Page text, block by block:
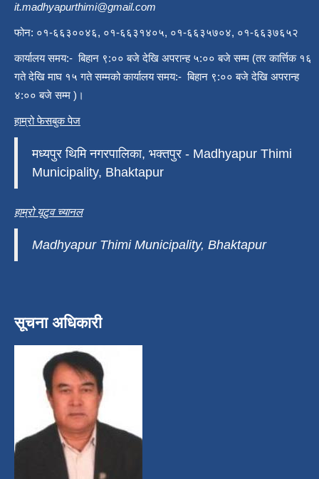
it.madhyapurthimi@gmail.com
फोन: ०१-६६३००४६, ०१-६६३१४०५, ०१-६६३५७०४, ०१-६६३७६५२
कार्यालय समय:- बिहान ९:०० बजे देखि अपरान्ह ५:०० बजे सम्म (तर कार्त्तिक १६
गते देखि माघ १५ गते सम्मको कार्यालय समय:- बिहान ९:०० बजे देखि अपरान्ह
४:०० बजे सम्म )।
हाम्रो फेसबुक पेज
मध्यपुर थिमि नगरपालिका, भक्तपुर - Madhyapur Thimi
Municipality, Bhaktapur
हाम्रो यूटुव च्यानल
Madhyapur Thimi Municipality, Bhaktapur
सूचना अधिकारी